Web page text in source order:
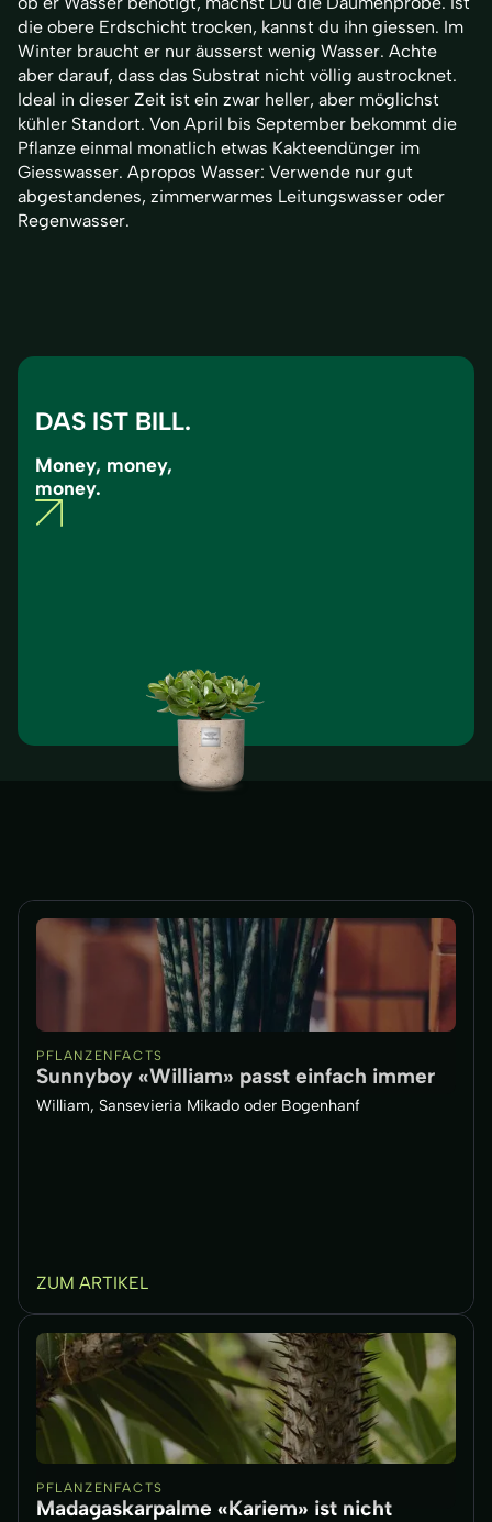
die obere Erdschicht trocken, kannst du ihn giessen. Im
Winter braucht er nur äusserst wenig Wasser. Achte
aber darauf, dass das Substrat nicht völlig austrocknet.
Ideal in dieser Zeit ist ein zwar heller, aber möglichst
kühler Standort. Von April bis September bekommt die
Pflanze einmal monatlich etwas Kakteendünger im
Giesswasser. Apropos Wasser: Verwende nur gut
abgestandenes, zimmerwarmes Leitungswasser oder
Regenwasser.
DAS IST BILL.
Money, money,
money.
PFLANZENFACTS
Sunnyboy «William» passt einfach immer
William, Sansevieria Mikado oder Bogenhanf
ZUM ARTIKEL
PFLANZENFACTS
Madagaskarpalme «Kariem» ist nicht